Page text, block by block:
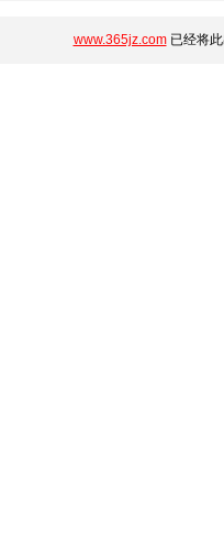
www.365jz.com已经将此